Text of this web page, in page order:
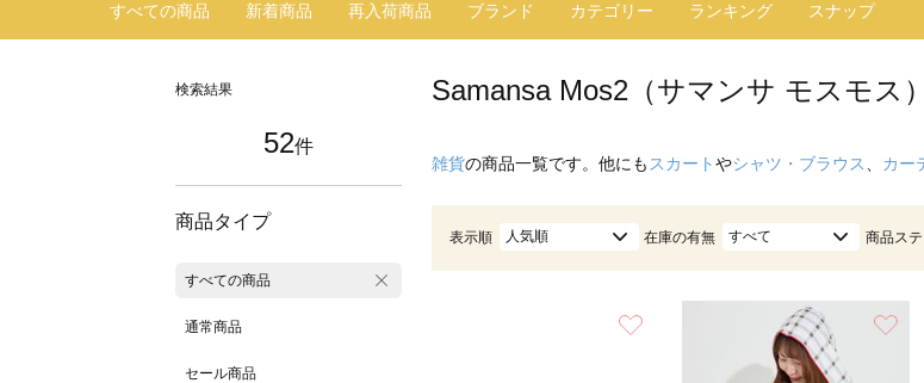
すべての商品 新着商品 再入荷商品 ブランド カテゴリー ランキング スナップ
検索結果
52件
商品タイプ
すべての商品
通常商品
セール商品
Samansa Mos2（サマンサ モスモス
雑貨の商品一覧です。他にも スカートやシャツ・ブラウス カー
表示順 人気順 在庫の有無 すべて 商品ス